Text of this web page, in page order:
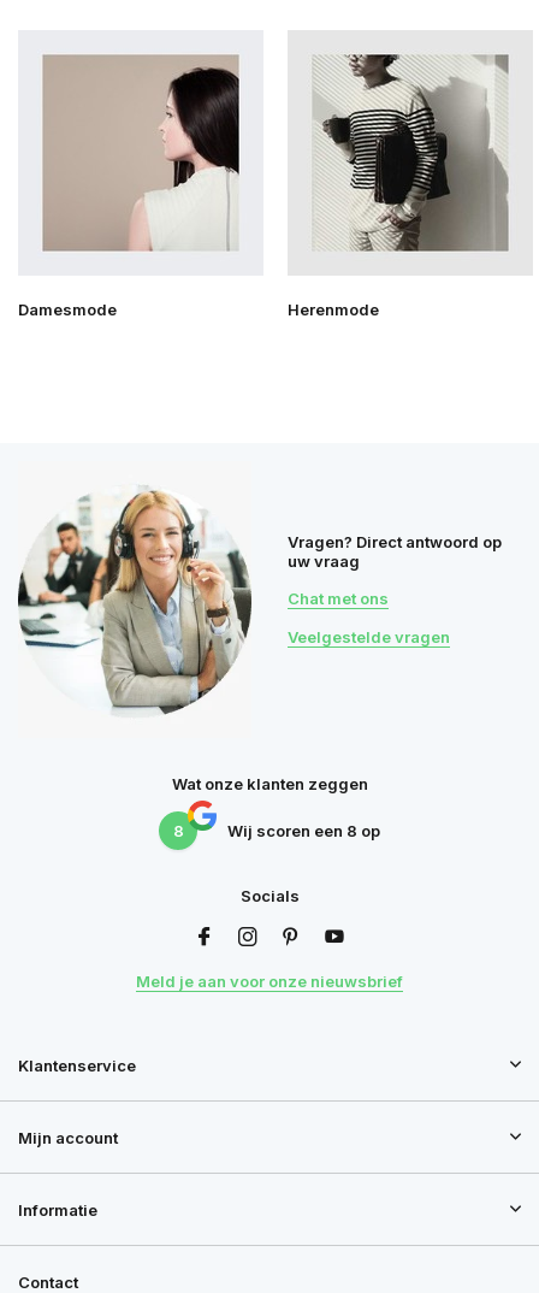
Damesmode Herenmode
Vragen? Direct antwoord op
uw vraag
Chat met ons
Veelgestelde vragen
Wat onze klanten zeggen
8 Wij scoren een 8 op
Socials
Meld je aan voor onze nieuwsbrief
Klantenservice
Mijn account
Informatie
Contact